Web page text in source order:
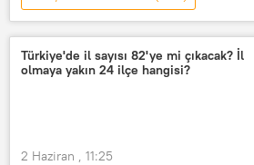
ANKARA'DAN HABER VER
RADYO
Enflasyon
Memur
Emekli
ara zam
Zam
Türkiye'de il sayısı 82'ye mi çıkacak? İl
olmaya yakın 24 ilçe hangisi?
2 Haziran , 11:25